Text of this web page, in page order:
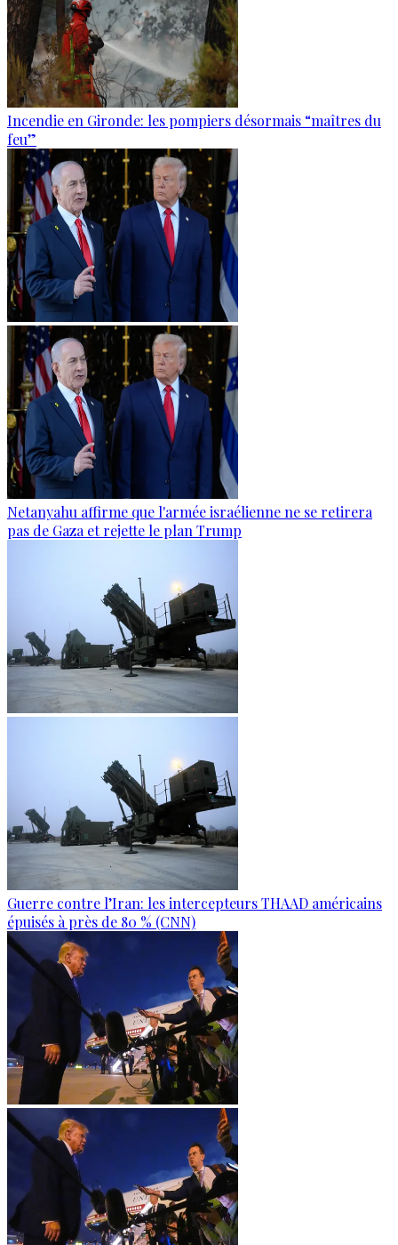
Incendie en Gironde: les pompiers désormais “maîtres du
feu”
Netanyahu affirme que l'armée israélienne ne se retirera
pas de Gaza et rejette le plan Trump
Guerre contre l’Iran: les intercepteurs THAAD américains
épuisés à près de 80 % (CNN)